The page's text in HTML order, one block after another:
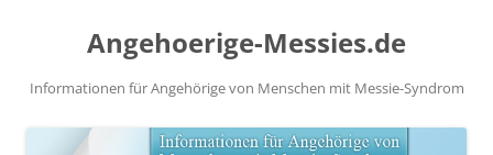
Angehoerige-Messies.de
Informationen für Angehörige von Menschen mit Messie-Syndrom